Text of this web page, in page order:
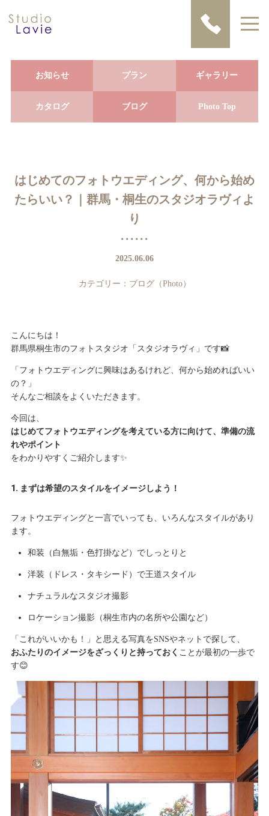
お知らせ プラン ギャラリー
カタログ ブログ Photo Top
はじめてのフォトウエディング、何から始め
たらいい？｜群馬・桐生のスタジオラヴィよ
り
2025.06.06
カテゴリー： ブログ（Photo）
こんにちは！
群馬県桐生市のフォトスタジオ「スタジオラヴィ」です📸
「フォトウエディングに興味はあるけれど、何から始めればいい
の？」
そんなご相談をよくいただきます。
今回は、
はじめてフォトウエディングを考えている方に向けて、準備の流
れやポイント
をわかりやすくご紹介します✨
1. まずは希望のスタイルをイメージしよう！
フォトウエディングと一言でいっても、いろんなスタイルがあり
ます。
和装（白無垢・色打掛など）でしっとりと
洋装（ドレス・タキシード）で王道スタイル
ナチュラルなスタジオ撮影
ロケーション撮影（桐生市内の名所や公園など）
「これがいいかも！」と思える写真をSNSやネットで探して、
おふたりのイメージをざっくりと持っておく ことが最初の一歩で
す😊